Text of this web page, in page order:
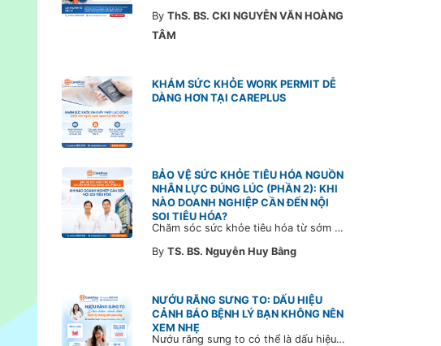
ByThS. BS. CKI NGUYỄN VĂN HOÀNG
TÂM
KHÁM SỨC KHỎE WORK PERMIT DỄ
DÀNG HƠN TẠI CAREPLUS
BẢO VỆ SỨC KHỎE TIÊU HÓA NGUỒN
NHÂN LỰC ĐÚNG LÚC (PHẦN 2): KHI
NÀO DOANH NGHIỆP CẦN ĐẾN NỘI
SOI TIÊU HÓA?
Chăm sóc sức khỏe tiêu hóa từ sớm không chỉ giúp phát hiện bệnh kịp thời mà còn góp phần xây dựng đội ngũ khỏe mạnh, ổn định và gắn bó lâu dài. CarePlus sẵn sàng đồng hành cùng doanh nghiệp trong việc thiết kế chương trình chăm sóc sức khỏe phù hợp theo từng nhân sự, nhằm tối ưu hiệu quả đầu tư phúc lợi và phát triển nguồn nhân lực bền vững.
ByTS. BS. Nguyễn Huy Bằng
NƯỚU RĂNG SƯNG TO: DẤU HIỆU
CẢNH BÁO BỆNH LÝ BẠN KHÔNG NÊN
XEM NHẸ
Nướu răng sưng to có thể là dấu hiệu cảnh báo bệnh lý răng miệng. Cùng Bác sĩ CarePlus tìm hiểu nguyên nhân, triệu chứng và thời điểm cần đi khám bác sĩ trong bài viết dưới đây.